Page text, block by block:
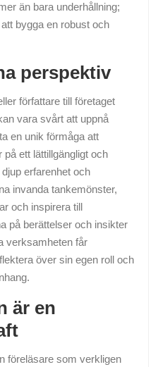
än bara underhållning;
bygga en robust och
perspektiv
författare till företaget
vara svårt att uppnå
en unik förmåga att
ett lättillgängligt och
erfarenhet och
invanda tankemönster,
och inspirera till
på berättelser och insikter
verksamheten får
över sin egen roll och
är en
föreläsare som verkligen